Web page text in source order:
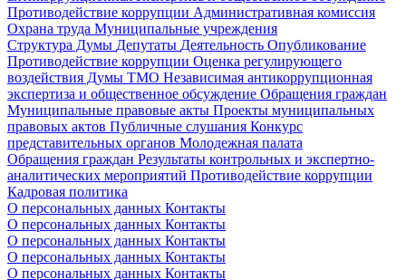
Противодействие коррупции Административная комиссия
Охрана труда Муниципальные учреждения
Структура Думы Депутаты Деятельность Опубликование
Противодействие коррупции Оценка регулирующего
воздействия Думы ТМО Независимая антикоррупционная
экспертиза и общественное обсуждение Обращения граждан
Муниципальные правовые акты Проекты муниципальных
правовых актов Публичные слушания Конкурс
представительных органов Молодежная палата
Обращения граждан Результаты контрольных и экспертно-
аналитических мероприятий Противодействие коррупции
Кадровая политика
О персональных данных Контакты
О персональных данных Контакты
О персональных данных Контакты
О персональных данных Контакты
О персональных данных Контакты